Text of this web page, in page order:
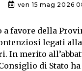
ven 15 mag 2026
a favore della
legati
In merito
di Stato